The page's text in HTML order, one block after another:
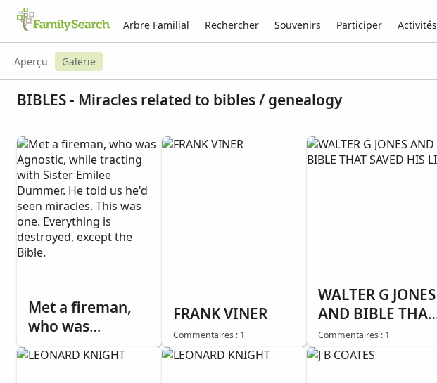
Arbre Familial Rechercher Souvenirs Participer Activités
Aperçu Galerie
BIBLES - Miracles related to bibles / genealogy
Met a fireman,
who was
tracting with
FRANK VINER
Commentaires : 1
WALTER G JONES
AND BIBLE THAT
SAVED HIS LIFE
Commentaires : 1